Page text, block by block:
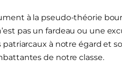
à la pseudo-théorie
pas un fardeau ou une
à notre égard et
de notre classe.